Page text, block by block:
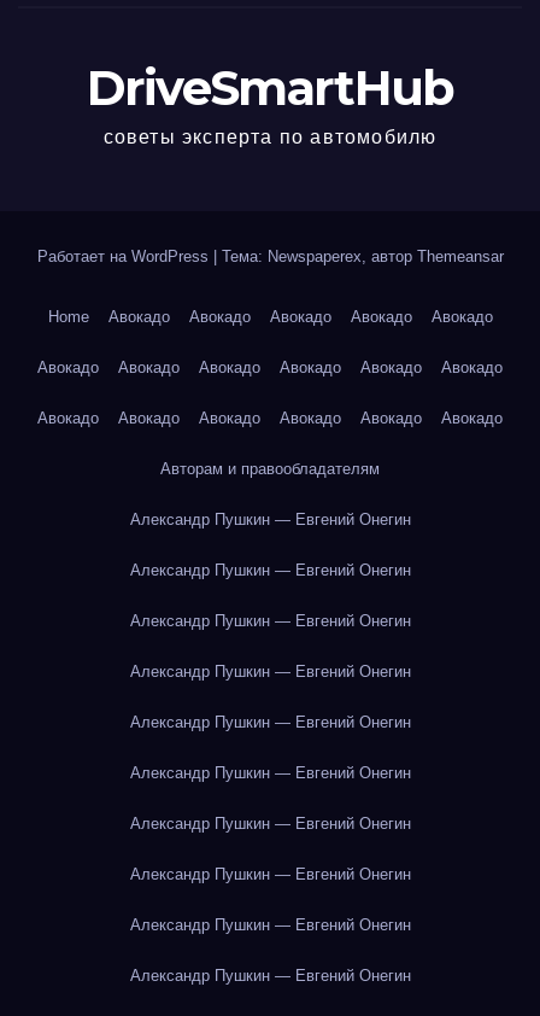
DriveSmartHub
советы эксперта по автомобилю
Работает на WordPress Тема: Newspaperex, автор Themeansar
Home Авокадо Авокадо Авокадо Авокадо Авокадо
Авокадо Авокадо Авокадо Авокадо Авокадо Авокадо
Авокадо Авокадо Авокадо Авокадо Авокадо Авокадо
Авторам и правообладателям
Александр Пушкин — Евгений Онегин
Александр Пушкин — Евгений Онегин
Александр Пушкин — Евгений Онегин
Александр Пушкин — Евгений Онегин
Александр Пушкин — Евгений Онегин
Александр Пушкин — Евгений Онегин
Александр Пушкин — Евгений Онегин
Александр Пушкин — Евгений Онегин
Александр Пушкин — Евгений Онегин
Александр Пушкин — Евгений Онегин